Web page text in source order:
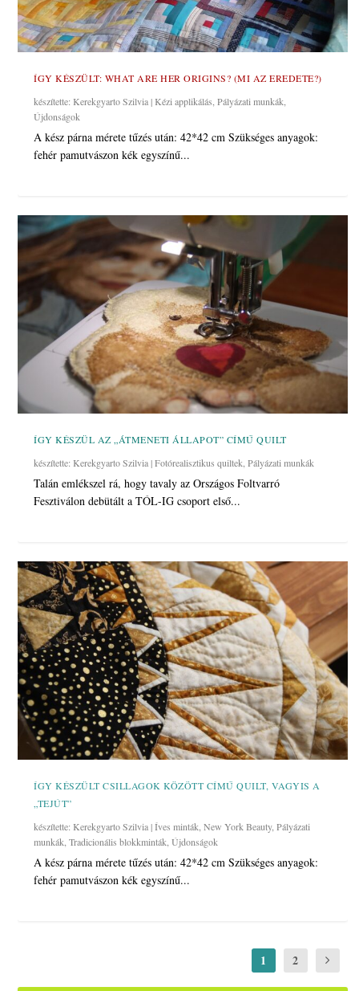
ÍGY KÉSZÜLT: WHAT ARE HER ORIGINS? (MI AZ EREDETE?)
készítette:Kerekgyarto Szilvia|Kézi applikálás,Pályázati munkák,
Újdonságok
A kész párna mérete tűzés után: 42*42 cm Szükséges anyagok:
fehér pamutvászon kék egyszínű...
ÍGY KÉSZÜL AZ „ÁTMENETI ÁLLAPOT” CÍMŰ QUILT
készítette:Kerekgyarto Szilvia|Fotórealisztikus quiltek ,Pályázati munkák
Talán emlékszel rá, hogy tavaly az Országos Foltvarró
Fesztiválon debütált a TÓL-IG csoport első...
ÍGY KÉSZÜLT CSILLAGOK KÖZÖTT CÍMŰ QUILT, VAGYIS A
„TEJÚT”
készítette:Kerekgyarto Szilvia|Íves minták ,New York Beauty,Pályázati
munkák ,Tradicionális blokkminták ,Újdonságok
A kész párna mérete tűzés után: 42*42 cm Szükséges anyagok:
fehér pamutvászon kék egyszínű...
1 2